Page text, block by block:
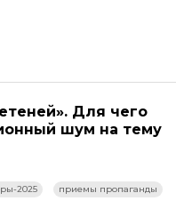
Для чего
шум на тему
2025 приемы пропаганды